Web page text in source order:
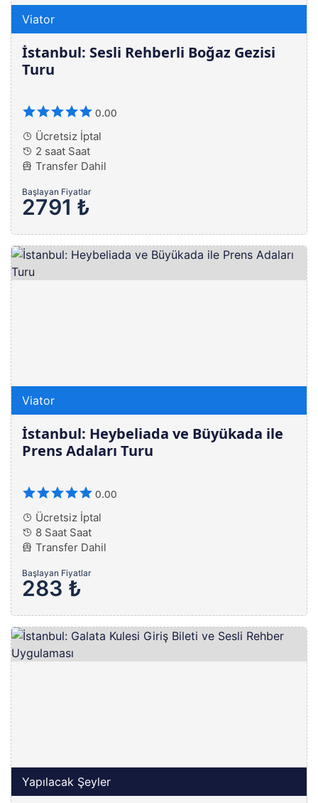
Viator
İstanbul: Sesli Rehberli Boğaz Gezisi
Turu
0.00
Ücretsiz İptal
2 saat Saat
Transfer Dahil
Başlayan Fiyatlar
2791 ₺
Viator
İstanbul: Heybeliada ve Büyükada ile
Prens Adaları Turu
0.00
Ücretsiz İptal
8 Saat Saat
Transfer Dahil
Başlayan Fiyatlar
283 ₺
Yapılacak Şeyler